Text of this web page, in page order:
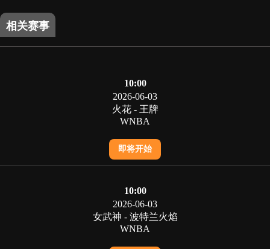
相关赛事
10:00
2026-06-03
火花 - 王牌
WNBA
即将开始
10:00
2026-06-03
女武神 - 波特兰火焰
WNBA